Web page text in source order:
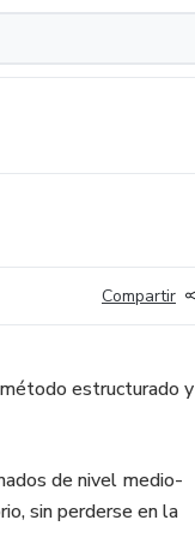
Compartir
estructurado y
de nivel medio-
sin perderse en la